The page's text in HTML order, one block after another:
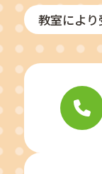
教室によ